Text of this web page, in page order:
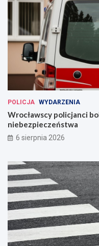
POLICJA WYDARZENIA
Wrocławscy policjanci
niebezpieczeństwa
6 sierpnia 2026